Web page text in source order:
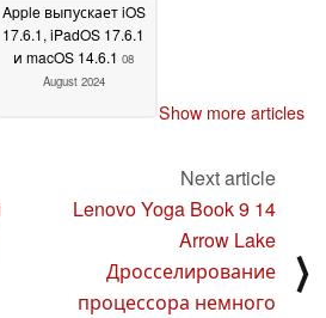
Apple выпускает iOS
17.6.1, iPadOS 17.6.1
и macOS 14.6.1 08
August 2024
Show more articles
Next article
Lenovo Yoga Book 9 14
Arrow Lake
Дросселирование
процессора немного
⟩